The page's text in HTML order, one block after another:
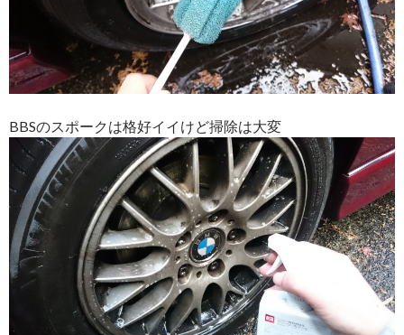
BBSのスポークは格好イイけど掃除は大変